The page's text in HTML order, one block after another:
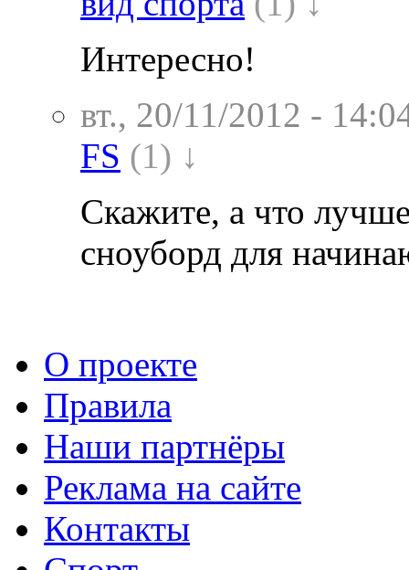
Интересно!
вт., 20/11/2012 -
FS (1) ↓
Скажите, а что
сноуборд для
О проекте
Правила
Наши партнёры
Реклама на сайте
Контакты